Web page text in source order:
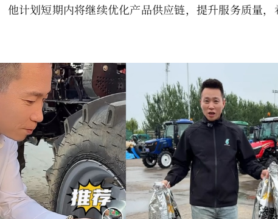
计划短期内将继续优化产品供应链，提升服务质量，